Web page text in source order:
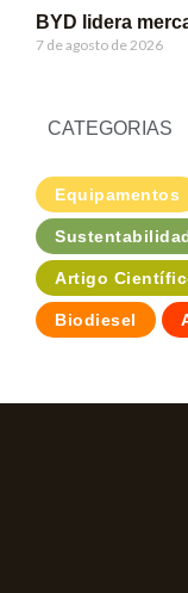
BYD lidera
7 de agosto de 2026
CATEGORIAS
Equipamentos
Artigo
Biodiesel